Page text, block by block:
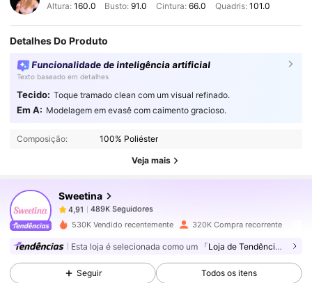
Altura: 160.0 Busto:91.0 Cintura: 66.0 Quadris: 101.0
Detalhes Do Produto
Funcionalidade de inteligência artificial
Texto baseado em detalhes
Tecido: Toque tramado clean com um visual refinado.
Em A: Modelagem em evasê com caimento gracioso.
Composição: 100% Poliéster
Veja mais
Sweetina
4,91 489K Seguidores
4,91
489K Seguidores
l***1 pago1 dia atrás
s***rseguido 1 horas atrás
4,91 489K Seguidores
530K Vendido recentemente 320K Compra recorrente
Esta loja é selecionada como um 「Loja de Tendências」
Seguir Todos os itens